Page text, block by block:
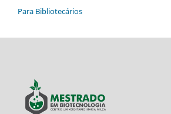
Para Bibliotecários